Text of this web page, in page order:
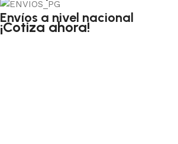
Envíos a nivel nacional
¡Cotiza ahora!